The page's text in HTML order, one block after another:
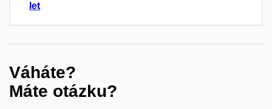
let
Váháte?
Máte otázku?